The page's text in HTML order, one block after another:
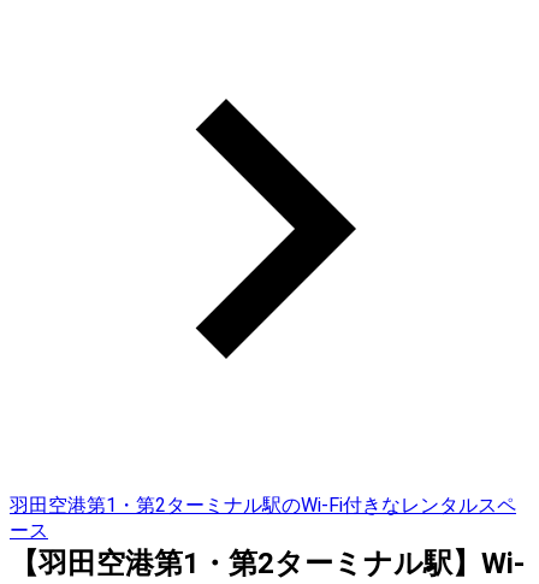
羽田空港第1・第2ターミナル駅のWi-Fi付きなレンタルスペ
ース
【羽田空港第1・第2ターミナル駅】Wi-